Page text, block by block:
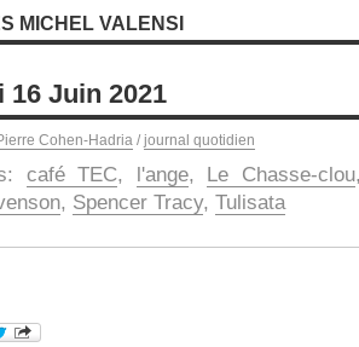
MICHEL VALENSI
16 Juin 2021
Cohen-Hadria / journal quotidien
café TEC, l'ange, Le Chasse-clou
, Spencer Tracy, Tulisata